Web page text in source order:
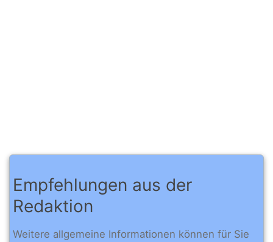
Empfehlungen aus der
Redaktion
Weitere allgemeine Informationen können für Sie